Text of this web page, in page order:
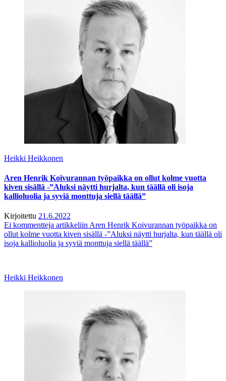
Heikki Heikkonen
Aren Henrik Koivurannan työpaikka on ollut kolme vuotta
kiven sisällä -”Aluksi näytti hurjalta, kun täällä oli isoja
kallioluolia ja syviä monttuja siellä täällä”
Kirjoitettu 21.6.2022
Ei kommentteja artikkeliin Aren Henrik Koivurannan työpaikka on
ollut kolme vuotta kiven sisällä -”Aluksi näytti hurjalta, kun täällä oli
isoja kallioluolia ja syviä monttuja siellä täällä”
Heikki Heikkonen